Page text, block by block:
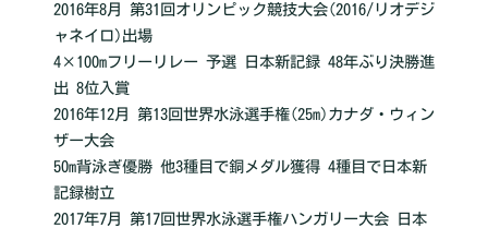
2016年8月 第31回オリンピック競技大会(2016/リオデジ
ャネイロ)出場
4×100mフリーリレー 予選 日本新記録 48年ぶり決勝進
出 8位入賞
2016年12月 第13回世界水泳選手権(25m)カナダ・ウィン
ザー大会
50m背泳ぎ優勝 他3種目で銅メダル獲得 4種目で日本新
記録樹立
2017年7月 第17回世界水泳選手権ハンガリー大会 日本